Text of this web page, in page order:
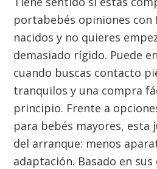
portabebés opiniones con
nacidos y no quieres
demasiado rígido. Puede
cuando buscas contacto
tranquilos y una compra
principio. Frente a
para bebés mayores, esta
del arranque: menos
adaptación. Basado en